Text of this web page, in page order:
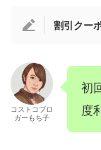
割引クー
コストコブロ
ガーもち子
初
度